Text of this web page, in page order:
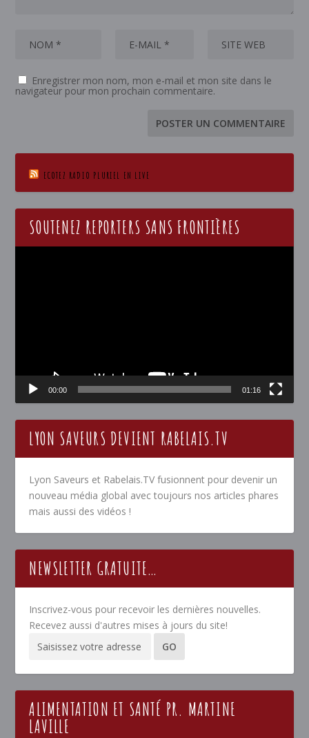
Enregistrer mon nom, mon e-mail et mon site dans le
navigateur pour mon prochain commentaire.
ECOTEZ RADIO PLURIEL EN LIVE
SOUTENEZ REPORTERS SANS FRONTIÈRES
00:00 01:16
LYON SAVEURS DEVIENT RABELAIS.TV
Lyon Saveurs et Rabelais.TV fusionnent pour devenir un
nouveau média global avec toujours nos articles phares
mais aussi des vidéos !
NEWSLETTER GRATUITE…
Inscrivez-vous pour recevoir les dernières nouvelles.
Recevez aussi d'autres mises à jours du site!
ALIMENTATION ET SANTÉ PR. MARTINE
LAVILLE